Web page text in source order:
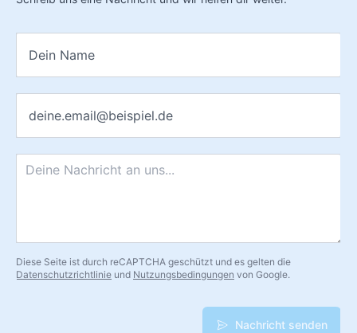
das Samsung Galaxy S26.
So findet ihr eure Modellnummer:Einstellungen →
Geräteinformationen → Modellnummer
Nachricht*
Diese Seite ist durch reCAPTCHA geschützt und es gelten die
Datenschutzrichtlinie und Nutzungsbedingungen von Google.
Nachricht senden